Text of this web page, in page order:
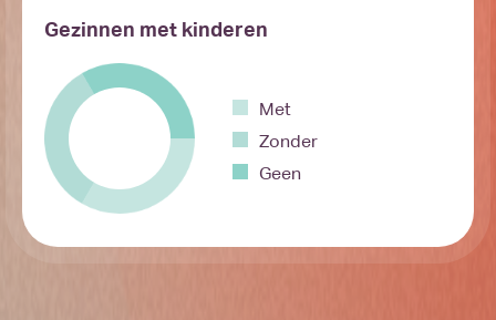
Gezinnen met kinderen
Met
Zonder
Geen